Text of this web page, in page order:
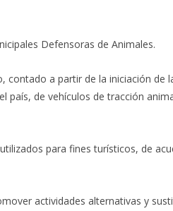
Defensoras de Animales.
a partir de la iniciación
de vehículos de tracción
para fines turísticos, de
actividades alternativas y